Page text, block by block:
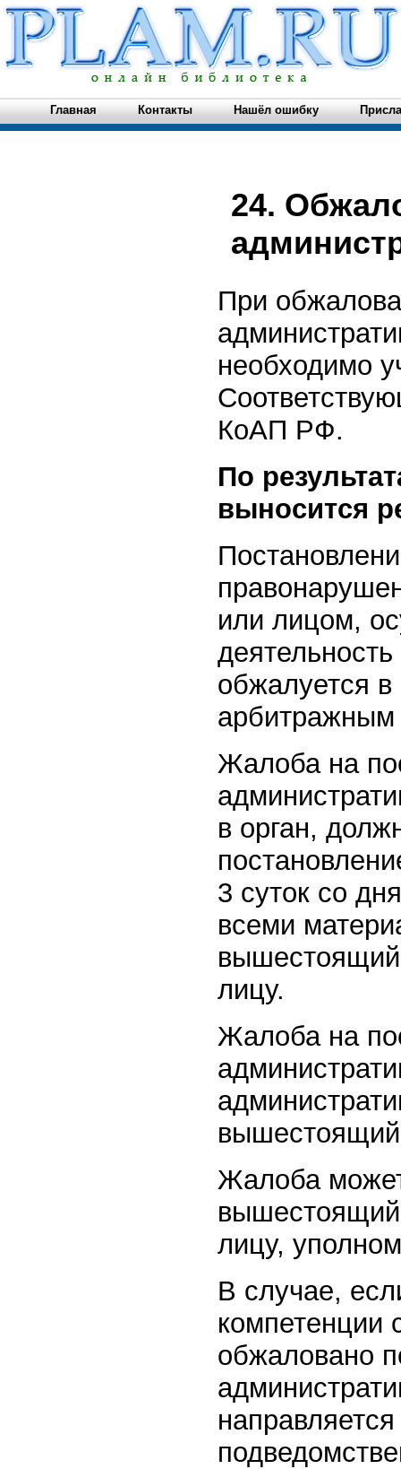
Главная Контакты Нашёл ошибку
24.
При
необходимо
КоАП РФ.
По
выносится
или лицом,
обжалуется в
арбитражным
Жалоба на
в орган,
3 суток со
всеми
лицу.
Жалоба на
вышестоящий
Жалоба
лицу,
В случае,
компетенции
обжаловано